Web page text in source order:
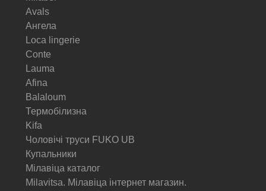
Avals
Ангела
Loca lingerie
Conte
Lauma
Afina
Balaloum
Термобілизна
Kifa
Чоловічі труси FUKO UB
Купальники
Мілавіца каталог
Milavitsa. Мілавіца інтернет магазин.